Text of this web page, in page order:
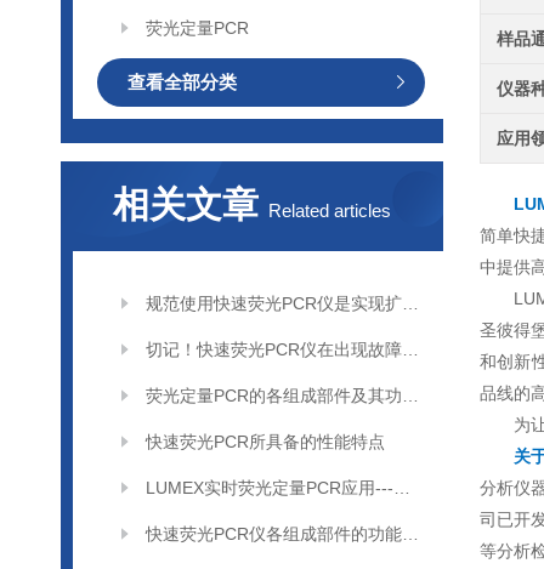
荧光定量PCR
查看全部分类
相关文章 Related articles
快速荧光PCR所具备的性能特点
样品
仪器
应用
简单快
中提供
圣彼得
和创新
品线的
为
关
分析仪
司已开
等分析